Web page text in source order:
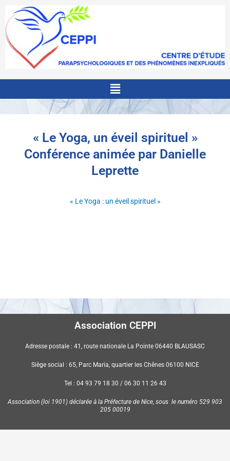
Menu
« Le Yoga, un éveil spirituel »
Conférence animée par Danielle
Leprette
« Le Yoga : un éveil spirituel »
Association CEPPI
Adresse postale : 41, route nationale La Pointe 06440 BLAUSASC
Siège social : 65, Parc Maria, quartier les Chênes 06100 NICE
Tel : 04 93 79 18 30 / 06 30 11 26 43
Association (loi 1901) déclarée à la Préfecture de Nice, sous le numéro 529 903
205 00019